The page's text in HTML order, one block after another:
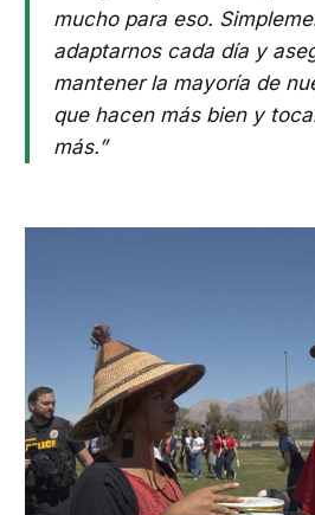
mucho para eso.
adaptarnos cada día y
mantener la mayoría de
que hacen más bien y
más.”